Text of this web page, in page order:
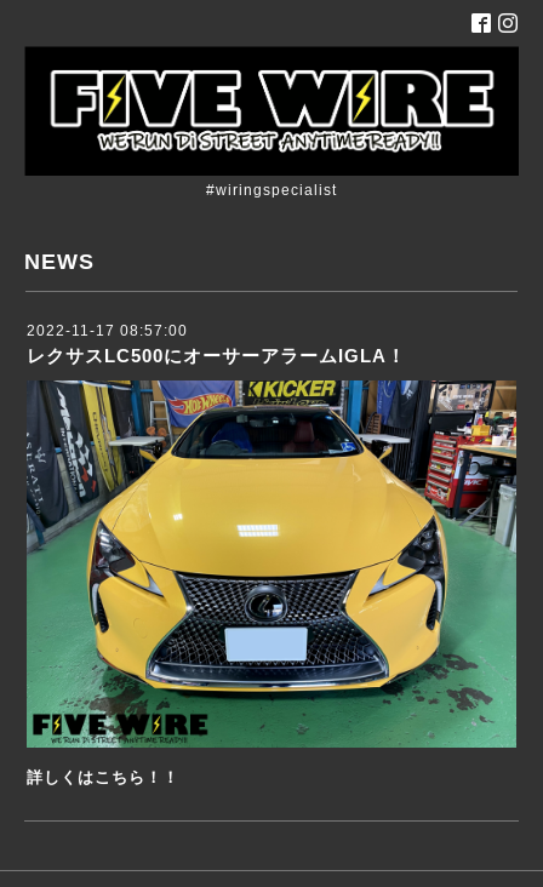
#wiringspecialist
NEWS
2022-11-17 08:57:00
レクサスLC500にオーサーアラームIGLA！
詳しくはこちら！！